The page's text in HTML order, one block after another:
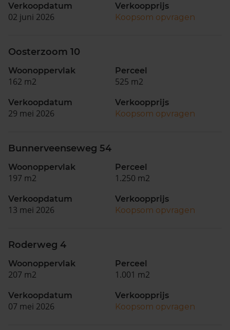
Verkoopdatum
02 juni 2026
Verkoopprijs
Koopsom opvragen
Oosterzoom 10
Woonoppervlak
162 m2
Perceel
525 m2
Verkoopdatum
29 mei 2026
Verkoopprijs
Koopsom opvragen
Bunnerveenseweg 54
Woonoppervlak
197 m2
Perceel
1.250 m2
Verkoopdatum
13 mei 2026
Verkoopprijs
Koopsom opvragen
Roderweg 4
Woonoppervlak
207 m2
Perceel
1.001 m2
Verkoopdatum
07 mei 2026
Verkoopprijs
Koopsom opvragen